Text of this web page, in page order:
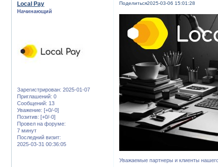
Поделиться2025-03-06 15:01:28
Local Pay
Начинающий
Зарегистрирован: 2025-01-07
Приглашений: 0
Сообщений: 13
Уважение: [+0/-0]
Позитив: [+0/-0]
Провел на форуме:
7 минут
Последний визит:
2025-03-31 00:36:05
Уважаемые партнеры и клиенты